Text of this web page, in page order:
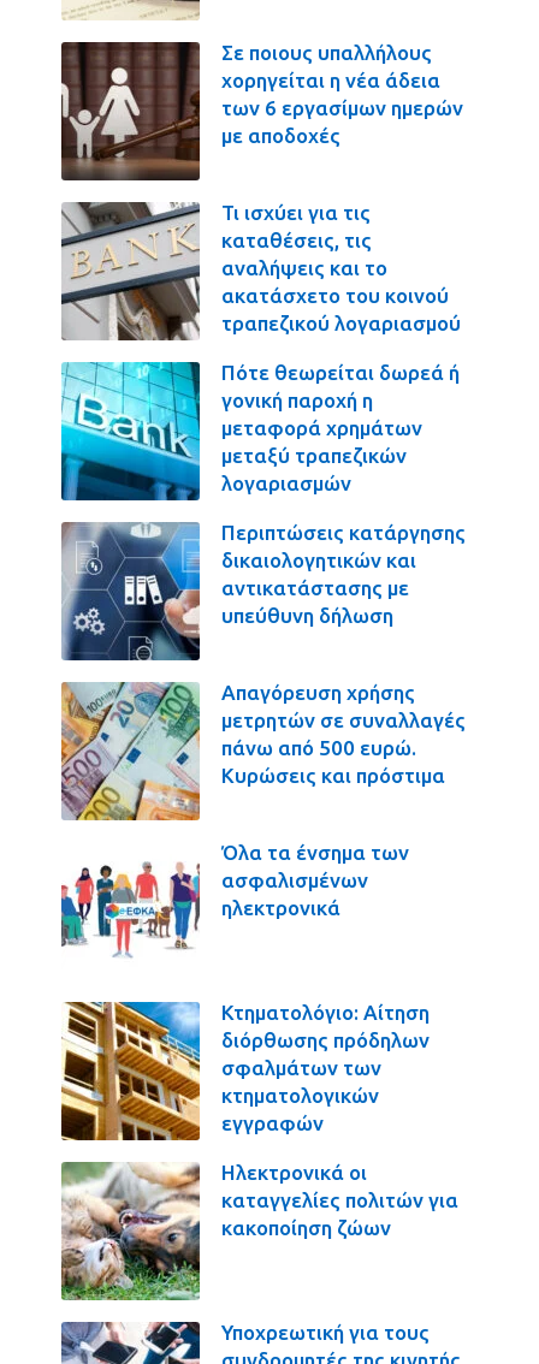
Σε ποιους υπαλλήλους
χορηγείται η νέα άδεια
των 6 εργασίμων ημερών
με αποδοχές
Τι ισχύει για τις
καταθέσεις, τις
αναλήψεις και το
ακατάσχετο του κοινού
τραπεζικού λογαριασμού
Πότε θεωρείται δωρεά ή
γονική παροχή η
μεταφορά χρημάτων
μεταξύ τραπεζικών
λογαριασμών
Περιπτώσεις κατάργησης
δικαιολογητικών και
αντικατάστασης με
υπεύθυνη δήλωση
Απαγόρευση χρήσης
μετρητών σε συναλλαγές
πάνω από 500 ευρώ.
Κυρώσεις και πρόστιμα
Όλα τα ένσημα των
ασφαλισμένων
ηλεκτρονικά
Κτηματολόγιο: Αίτηση
διόρθωσης πρόδηλων
σφαλμάτων των
κτηματολογικών
εγγραφών
Ηλεκτρονικά οι
καταγγελίες πολιτών για
κακοποίηση ζώων
Υποχρεωτική για τους